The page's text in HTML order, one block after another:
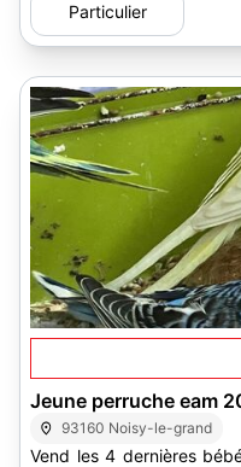
Particulier
Jeune perruche eam
93160 Noisy-le-grand
Vend les 4 dernières